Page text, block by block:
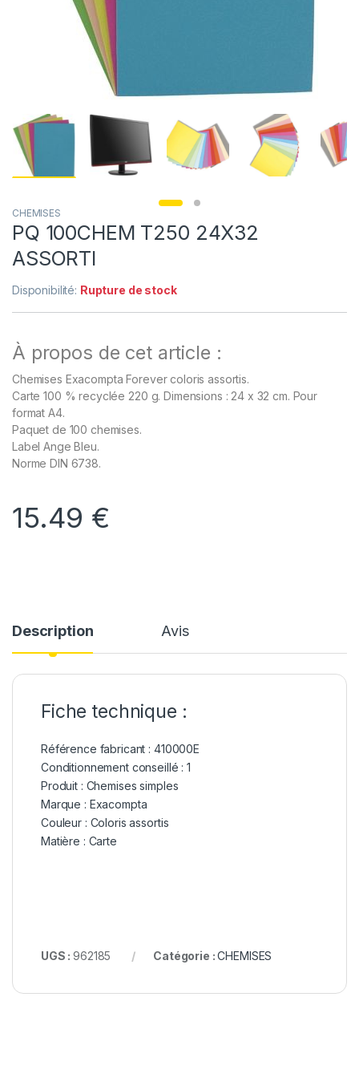
CHEMISES
PQ 100CHEM T250 24X32
ASSORTI
Disponibilité: Rupture de stock
À propos de cet article :
Chemises Exacompta Forever coloris assortis.
Carte 100 % recyclée 220 g. Dimensions : 24 x 32 cm. Pour
format A4.
Paquet de 100 chemises.
Label Ange Bleu.
Norme DIN 6738.
15.49 €
Description Avis
Fiche technique :
Référence fabricant : 410000E
Conditionnement conseillé : 1
Produit : Chemises simples
Marque : Exacompta
Couleur : Coloris assortis
Matière : Carte
UGS :962185 Catégorie :CHEMISES